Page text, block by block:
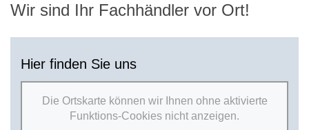
Wir sind Ihr Fachhändler vor Ort!
Hier finden Sie uns
Die Ortskarte können wir Ihnen ohne aktivierte
Funktions-Cookies nicht anzeigen.